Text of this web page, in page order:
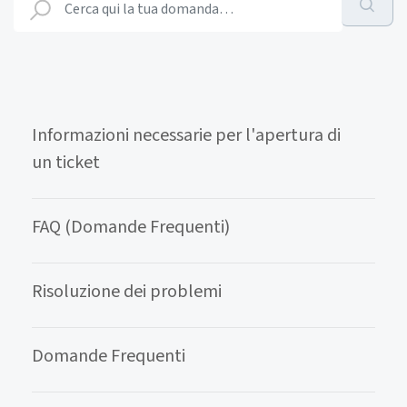
Informazioni necessarie per l'apertura di
un ticket
FAQ (Domande Frequenti)
Risoluzione dei problemi
Domande Frequenti